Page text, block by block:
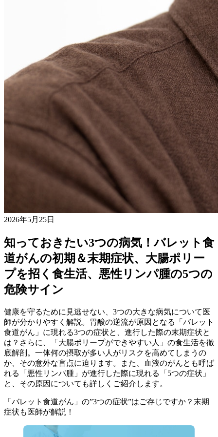
2026年5月25日
知っておきたい3つの病気！バレット食
道がんの初期＆末期症状、大腸ポリー
プを招く食生活、悪性リンパ腫の5つの
危険サイン
健康を守るために見逃せない、3つの大きな病気について医
師が分かりやすく解説。胃酸の逆流が原因となる「バレット
食道がん」に現れる3つの症状と、進行した際の末期症状と
は？さらに、「大腸ポリープができやすい人」の食生活を徹
底解剖。一体何の摂取が多い人がリスクを高めてしまうの
か、その意外な盲点に迫ります。また、血液のがんとも呼ば
れる「悪性リンパ腫」が進行した際に現れる「5つの症状」
と、その原因についても詳しくご紹介します。
「バレット食道がん」の”3つの症状”はご存じですか？末期
症状も医師が解説！